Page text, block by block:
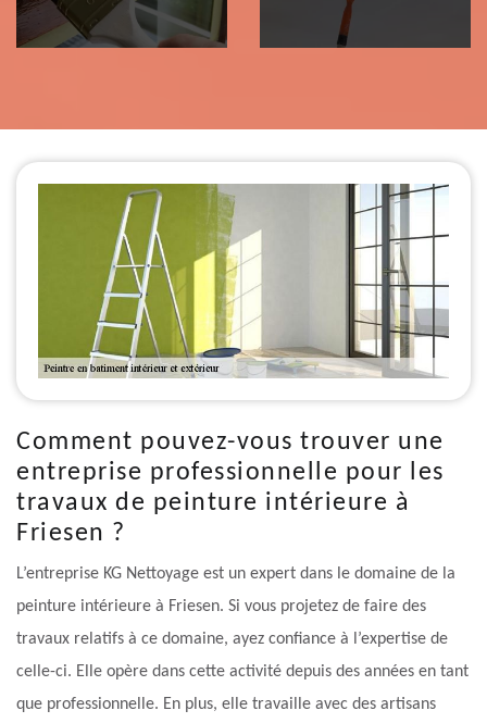
Comment pouvez-vous trouver une
entreprise professionnelle pour les
travaux de peinture intérieure à
Friesen ?
L’entreprise KG Nettoyage est un expert dans le domaine de la
peinture intérieure à Friesen. Si vous projetez de faire des
travaux relatifs à ce domaine, ayez confiance à l’expertise de
celle-ci. Elle opère dans cette activité depuis des années en tant
que professionnelle. En plus, elle travaille avec des artisans